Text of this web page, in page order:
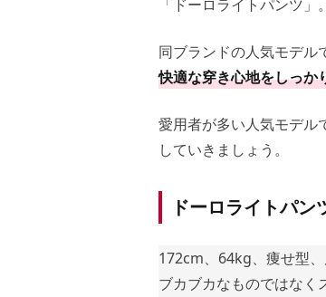
「ドーロライトパンツ」。
同ブランドの人気モデル
快適な穿き心地をしっか
愛用者が多い人気モデル
していきましょう。
ドーロライトパン
172cm、64kg、痩せ型
ブカブカなものではなく